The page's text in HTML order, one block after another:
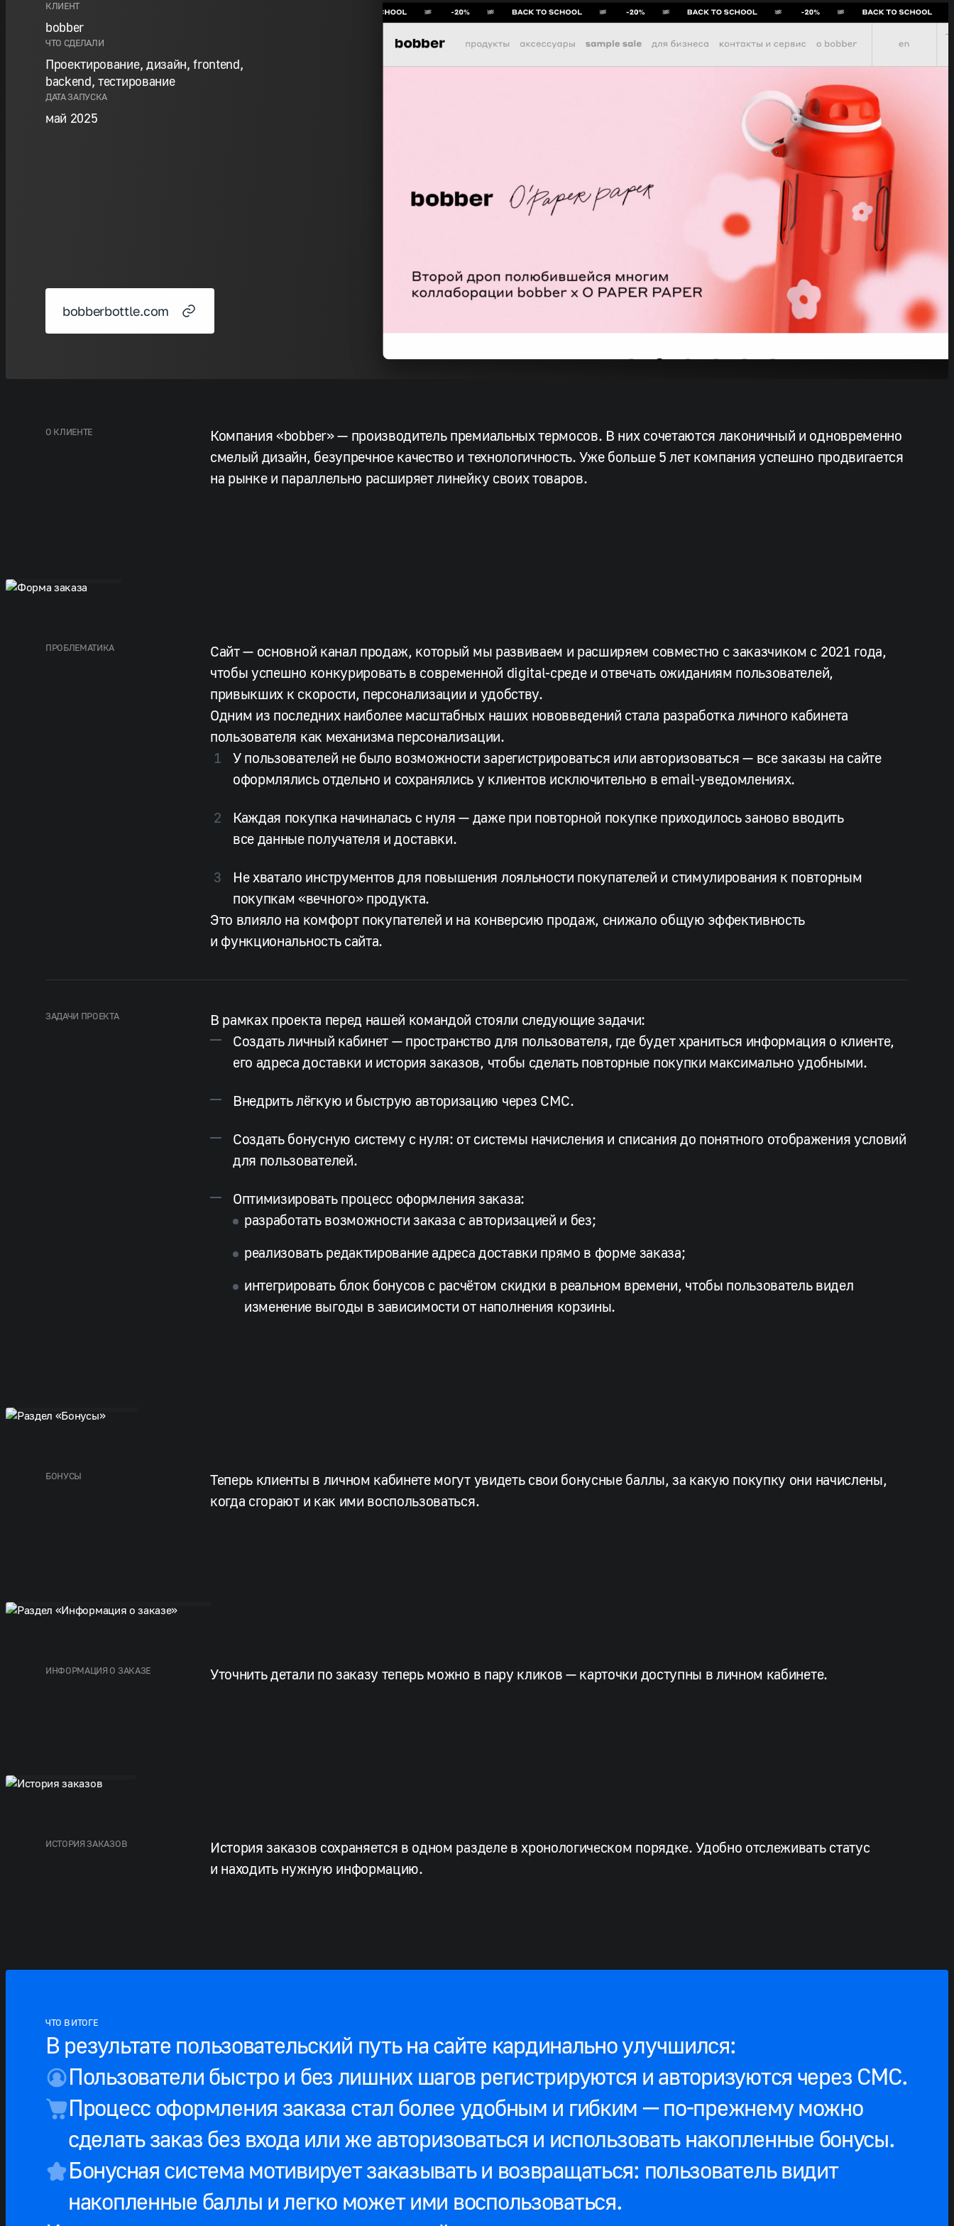
КЛИЕНТ
bobber
ЧТО СДЕЛАЛИ
Проектирование, дизайн, frontend,
backend, тестирование
ДАТА ЗАПУСКА
май 2025
bobberbottle.com
О КЛИЕНТЕ
Компания «bobber» — производитель премиальных термосов. В них сочетаются лаконичный и одновременно
смелый дизайн, безупречное качество и технологичность. Уже больше 5 лет компания успешно продвигается
на рынке и параллельно расширяет линейку своих товаров.
ПРОБЛЕМАТИКА
Сайт — основной канал продаж, который мы развиваем и расширяем совместно с заказчиком с 2021 года,
чтобы успешно конкурировать в современной digital-среде и отвечать ожиданиям пользователей,
привыкших к скорости, персонализации и удобству.
Одним из последних наиболее масштабных наших нововведений стала разработка личного кабинета
пользователя как механизма персонализации.
У пользователей не было возможности зарегистрироваться или авторизоваться — все заказы на сайте
оформлялись отдельно и сохранялись у клиентов исключительно в email-уведомлениях.
Каждая покупка начиналась с нуля — даже при повторной покупке приходилось заново вводить
все данные получателя и доставки.
Не хватало инструментов для повышения лояльности покупателей и стимулирования к повторным
покупкам «вечного» продукта.
Это влияло на комфорт покупателей и на конверсию продаж, снижало общую эффективность
и функциональность сайта.
ЗАДАЧИ ПРОЕКТА
В рамках проекта перед нашей командой стояли следующие задачи:
Создать личный кабинет — пространство для пользователя, где будет храниться информация о клиенте,
его адреса доставки и история заказов, чтобы сделать повторные покупки максимально удобными.
Внедрить лёгкую и быструю авторизацию через СМС.
Создать бонусную систему с нуля: от системы начисления и списания до понятного отображения условий
для пользователей.
Оптимизировать процесс оформления заказа:
разработать возможности заказа с авторизацией и без;
реализовать редактирование адреса доставки прямо в форме заказа;
интегрировать блок бонусов с расчётом скидки в реальном времени, чтобы пользователь видел
изменение выгоды в зависимости от наполнения корзины.
БОНУСЫ
Теперь клиенты в личном кабинете могут увидеть свои бонусные баллы, за какую покупку они начислены,
когда сгорают и как ими воспользоваться.
ИНФОРМАЦИЯ О ЗАКАЗЕ Уточнить детали по заказу теперь можно в пару кликов — карточки доступны в личном кабинете.
ИСТОРИЯ ЗАКАЗОВ
История заказов сохраняется в одном разделе в хронологическом порядке. Удобно отслеживать статус
и находить нужную информацию.
ЧТО В ИТОГЕ
В результате пользовательский путь на сайте кардинально улучшился:
Пользователи быстро и без лишних шагов регистрируются и авторизуются через СМС.
Процесс оформления заказа стал более удобным и гибким — по‑прежнему можно
сделать заказ без входа или же авторизоваться и использовать накопленные бонусы.
Бонусная система мотивирует заказывать и возвращаться: пользователь видит
накопленные баллы и легко может ими воспользоваться.